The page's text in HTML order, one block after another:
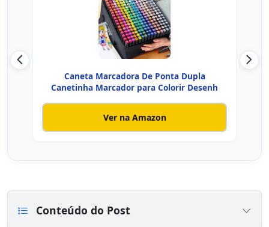
Caneta Marcadora De Ponta Dupla
Canetinha Marcador para Colorir Desenh
Ver na Amazon
Conteúdo do Post